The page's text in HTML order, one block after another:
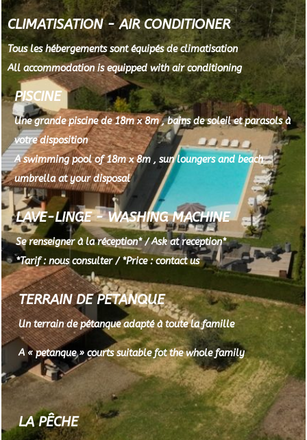
CLIMATISATION - AIR CONDITIONER
Tous les hébergements sont équipés de climatisation
All accommodation is equipped with air conditioning
PISCINE
Une grande piscine de 18m x 8m , bains de soleil et parasols à
votre disposition
A swimming pool of 18m x 8m , sun loungers and beach
umbrella at your disposal
LAVE-LINGE - WASHING MACHINE
Se renseigner à la réception* / Ask at reception*
*Tarif : nous consulter / *Price : contact us
TERRAIN DE PETANQUE
Un terrain de pétanque adapté à toute la famille
A « petanque » courts suitable fot the whole family
LA PÊCHE